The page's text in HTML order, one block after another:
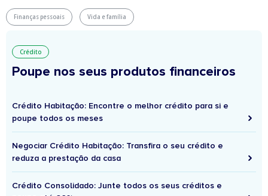
Finanças pessoais Vida e família
Crédito
Poupe nos seus produtos financeiros
Crédito Habitação: Encontre o melhor crédito para si e
poupe todos os meses
Negociar Crédito Habitação: Transfira o seu crédito e
reduza a prestação da casa
Crédito Consolidado: Junte todos os seus créditos e